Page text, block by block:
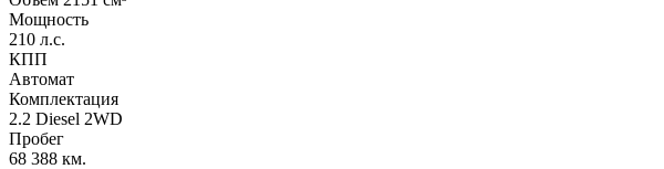
Мощность
210 л.с.
КПП
Автомат
Комплектация
2.2 Diesel 2WD
Пробег
68 388 км.